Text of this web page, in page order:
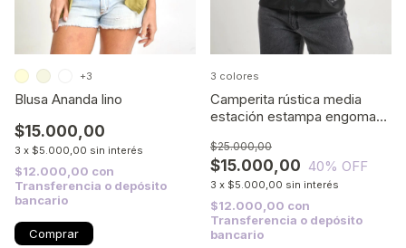
Blusa Ananda lino
$15.000,00
3 x $5.000,00 sin interés
$12.000,00 con
Transferencia o depósito
bancario
+3
Comprar
Camperita rústica media
estación estampa engomada
$15.000,00
$25.000,00
40% OFF
3 x $5.000,00 sin interés
$12.000,00 con
Transferencia o depósito
bancario
3 colores